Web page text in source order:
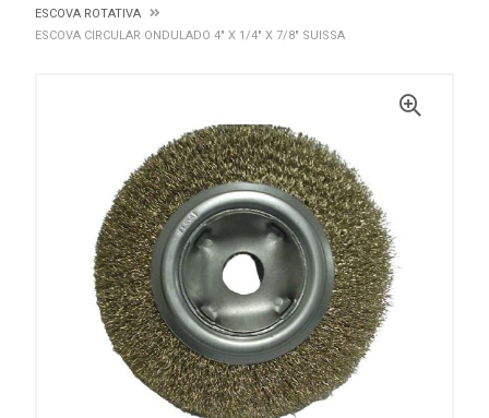
ESCOVA ROTATIVA
ESCOVA CIRCULAR ONDULADO 4" X 1/4" X 7/8" SUISSA